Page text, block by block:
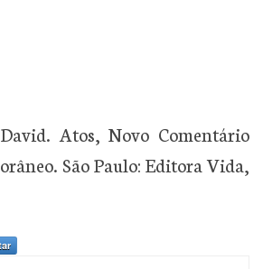
Atos, Novo Comentário
São Paulo: Editora Vida,